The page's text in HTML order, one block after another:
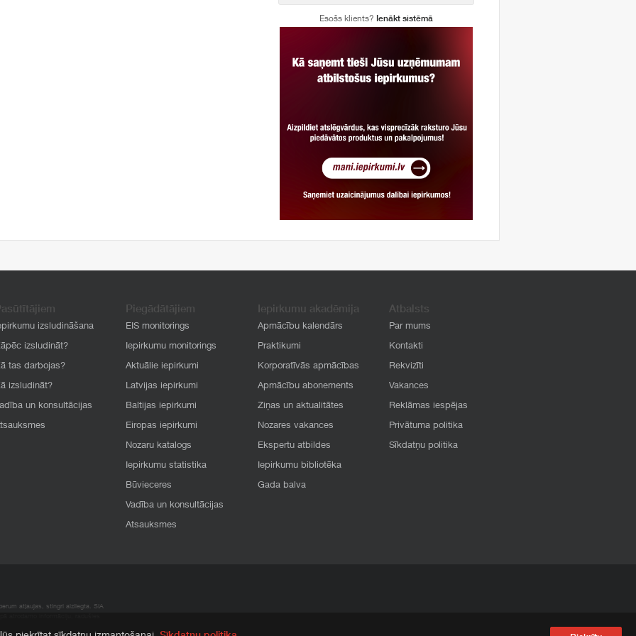
Esošs klients? Ienākt sistēmā
izsludināšana
izsludināt?
tas darbojas?
izsludināt?
un konsultācijas
Piegādātājiem
EIS monitorings
Iepirkumu monitorings
Aktuālie iepirkumi
Latvijas iepirkumi
Baltijas iepirkumi
Eiropas iepirkumi
Nozaru katalogs
Iepirkumu statistika
Būvieceres
Vadība un konsultācijas
Atsauksmes
Iepirkumu akadēmija
Apmācību kalendārs
Praktikumi
Korporatīvās apmācības
Apmācību abonements
Ziņas un aktualitātes
Nozares vakances
Ekspertu atbildes
Iepirkumu bibliotēka
Gada balva
Atbalsts
Par mums
Kontakti
Rekvizīti
Vakances
Reklāmas iespējas
Privātuma politika
Sīkdatņu politika
atļaujas, stingri aizliegta. SIA